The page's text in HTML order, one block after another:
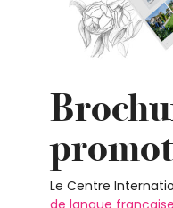
Le Centre